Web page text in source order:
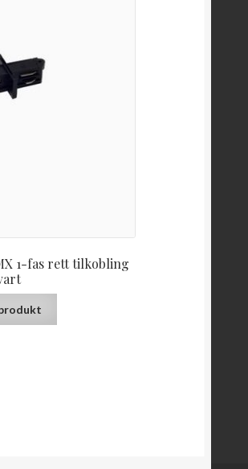
1-fas rett tilkobling